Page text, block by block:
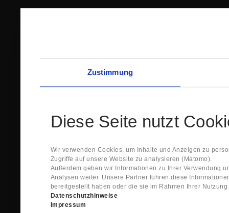
Zustimmung
Diese Seite nutzt
Wir verwenden Cookies, um Inhalte und Anzeigen zu
Zugriffe auf unsere Website zu analysieren (Matomo).
Außerdem geben wir Informationen zu Ihrer Verwendung
Analysen weiter. Unsere Partner führen diese
bereitgestellt haben oder die sie im Rahmen Ihrer
Datenschutzhinweise
Impressum